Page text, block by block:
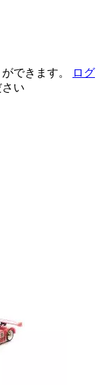
できます。
ログ
さい